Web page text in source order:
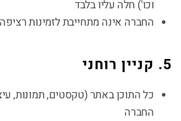
וכו') חלה עליו בלבד
החברה אינה מתחייבת לזמינות
5. קניין רוחני
כל התוכן באתר (טקסטים, תמונות,
החברה